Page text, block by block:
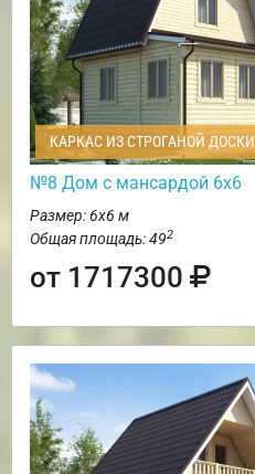
КАРКАС ИЗ СТРОГАНОЙ ДОСКИ
№8 Дом с мансардой 6х6
Размер: 6х6 м
Общая площадь: 492
от 1717300